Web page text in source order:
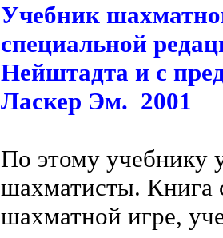
Учебник
специальной
Нейштадта и с
Ласкер Эм. 2001
По этому учебнику
шахматисты. Книга
шахматной игре,